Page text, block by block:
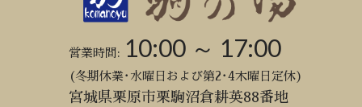
営業時間: 10:00 ～ 17:00
(冬期休業･水曜日および第2･4木曜日定休)
宮城県栗原市栗駒沼倉耕英88番地